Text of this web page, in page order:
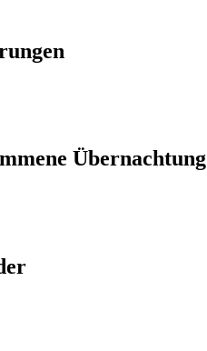
Übernachtung